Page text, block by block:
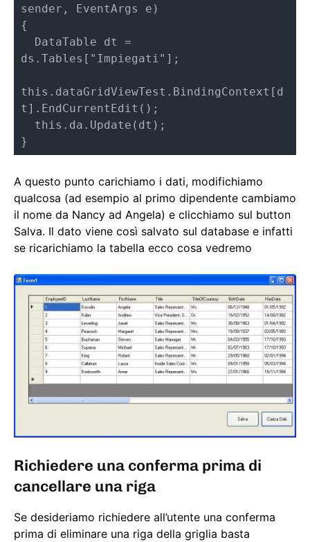
sender, EventArgs e)
{
ds.Tables["Impiegati"];
this.dataGridViewTest.BindingContext[d
t].EndCurrentEdit();
}
A questo punto carichiamo i dati, modifichiamo
qualcosa (ad esempio al primo dipendente cambiamo
il nome da Nancy ad Angela) e clicchiamo sul button
Salva. Il dato viene così salvato sul database e infatti
se ricarichiamo la tabella ecco cosa vedremo
Richiedere una conferma prima di
cancellare una riga
Se desideriamo richiedere all’utente una conferma
prima di eliminare una riga della griglia basta